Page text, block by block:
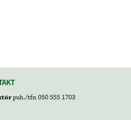
puh./tfn 050 555 1703